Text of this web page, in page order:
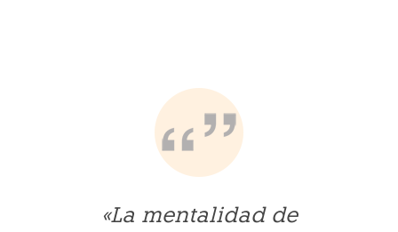
«La mentalidad de